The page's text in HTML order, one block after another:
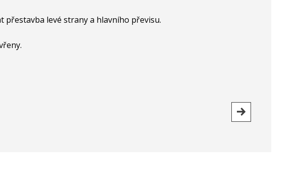
přestavba levé strany a hlavního převisu.